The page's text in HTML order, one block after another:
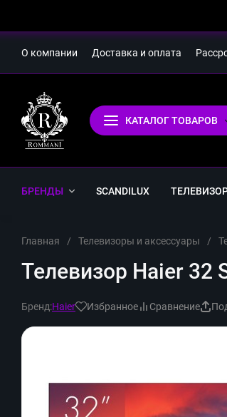
О компании Доставка и оплата
КАТАЛОГ ТОВАРОВ
БРЕНДЫ SCANDILUX
Главная / Телевизоры и аксессуары /
Телевизор Haier 32
Бренд:Haier Избранное Сравнение